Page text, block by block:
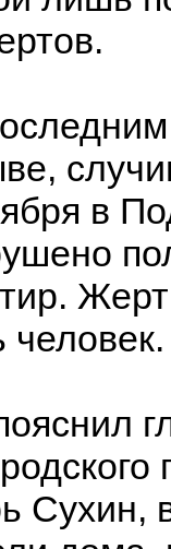
в
человек.
Сухин,